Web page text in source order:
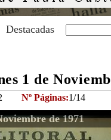
Destacadas
1 de
Nº Páginas:1/14
de 1971